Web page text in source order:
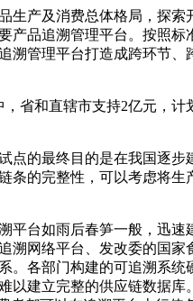
产及消费总体格局，探
品追溯管理平台。按照
管理平台打造成跨环节
省和直辖市支持2亿元，
的最终目的是在我国逐
的完整性，可以考虑将
台如雨后春笋一般，迅
网络平台、发改委的国
各部门构建的可追溯系
建立完整的供应链数据